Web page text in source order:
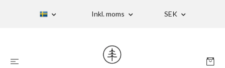
Inkl. moms SEK